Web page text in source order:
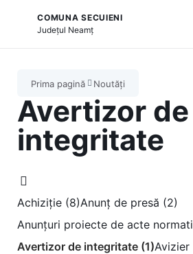
COMUNA SECUIENI
Județul Neamț
Prima pagină Noutăți
Avertizor de
integritate
Achiziție (8)Anunț de presă (2)
Anunțuri proiecte de acte
Avertizor de integritate (1)Avizier